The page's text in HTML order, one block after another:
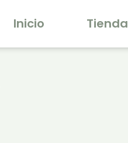
Inicio Tienda